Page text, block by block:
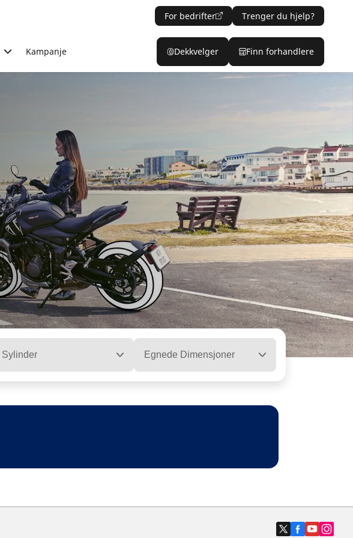
For bedrifter Trenger du hjelp?
Kampanje Dekkvelger Finn forhandlere
Sylinder Egnede Dimensjoner